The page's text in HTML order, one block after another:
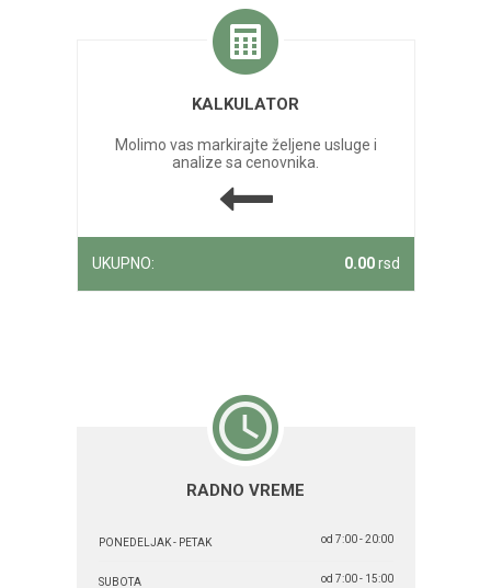
KALKULATOR
Molimo vas markirajte željene usluge i
analize sa cenovnika.
UKUPNO: 0.00rsd
RADNO VREME
PONEDELJAK - PETAK od 7:00 - 20:00
SUBOTA od 7:00 - 15:00